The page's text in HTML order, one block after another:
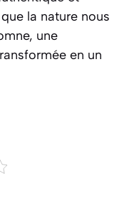
la nature nous
une
en un